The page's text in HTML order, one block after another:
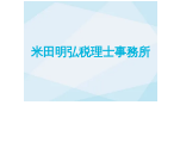
米田明弘税理士事務所